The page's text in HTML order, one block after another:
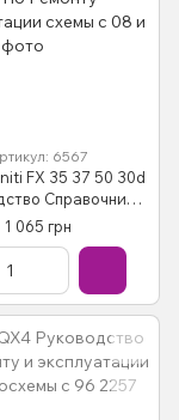
6567
FX 35 37 50 30d
Справочник
По Ремонту
схемы с 08 и
1 065 грн